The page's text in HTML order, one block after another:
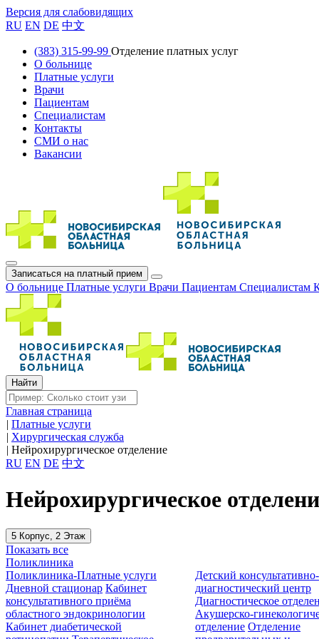
Версия для слабовидящих
RU EN DE 中文
(383) 315-99-99 Отделение платных услуг
О больнице
Платные услуги
Врачи
Пациентам
Специалистам
Контакты
СМИ о нас
Вакансии
Записаться на платный прием
О больнице Платные услуги Врачи Пациентам Специалистам
Главная страница
| Платные услуги
| Хирургическая служба
| Нейрохирургическое отделение
RU EN DE 中文
Нейрохирургическое
5 Корпус, 2 Этаж
Показать все
Поликлиника
Поликлиника-Платные услуги
Дневной стационар Кабинет
консультативного приёма
областного эндокринологии
Кабинет диабетической
Детский консультативно-
диагностический центр
Диагностическое
Акушерско-
отделение Отделение